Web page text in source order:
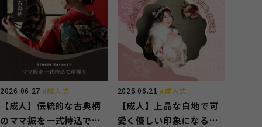
2026.06.27 #成人式
【成人】伝統的な古典柄
のママ振を一式持込で前
2026.06.21#成人式
【成人】上品な白地で可
愛く優しい印象になる振